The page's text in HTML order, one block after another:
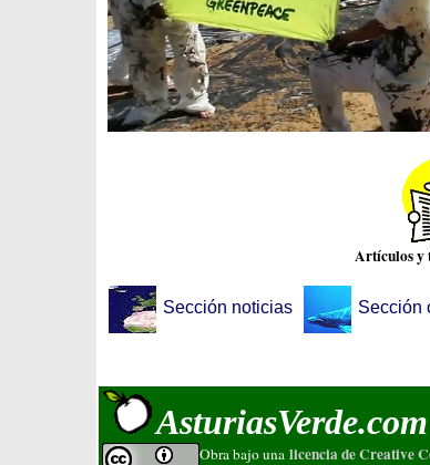
Artículos y
Sección noticias Sección
AsturiasVerde.com
Obra bajo una licencia de Creative